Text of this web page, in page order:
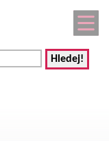
Hledej!